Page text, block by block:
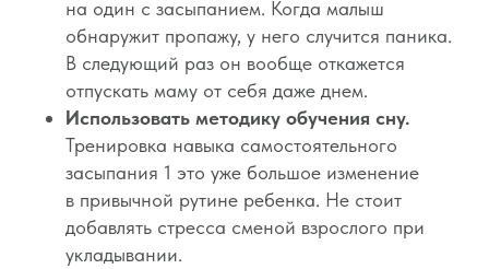
на один с засыпанием. Когда малыш
обнаружит пропажу, у него случится паника.
В следующий раз он вообще откажется
отпускать маму от себя даже днем.
Использовать методику обучения сну.
Тренировка навыка самостоятельного
засыпания 1 это уже большое изменение
в привычной рутине ребенка. Не стоит
добавлять стресса сменой взрослого при
укладывании.
Вход/Регистрация
О проекте
Соглашение
Оферта
ИП Снеговская Ольга
КОНТАКТЫ